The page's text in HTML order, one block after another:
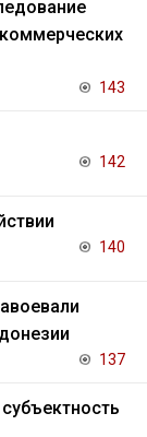
143
142
140
137